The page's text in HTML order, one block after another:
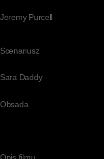
Jeremy Purcell
Scenariusz
Sara Daddy
Obsada
Opis filmu